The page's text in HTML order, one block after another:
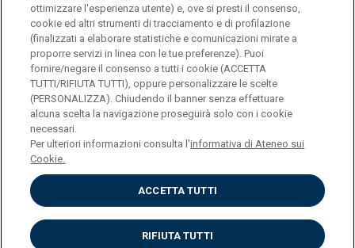
© Università Cattolica del Sacro Cuore
Largo A. Gemelli 1, 20123 Milano
PI 02133120150
ENGLISH
Privacy
Accessibilità
Cookies
ottimizzare l'esperienza utente) e, ove si presti il consenso,
cookie ed altri strumenti di tracciamento e di profilazione
(finalizzati a elaborare statistiche e comunicazioni mirate a
proporre servizi in linea con le tue preferenze). Puoi
fornire/negare il consenso a tutti i cookie (ACCETTA
TUTTI/RIFIUTA TUTTI), oppure personalizzare le scelte
(PERSONALIZZA). Chiudendo il banner senza effettuare
alcuna scelta la navigazione proseguirà solo con i cookie
necessari.
Per ulteriori informazioni consulta l'informativa di Ateneo sui
Cookie.
ACCETTA TUTTI
RIFIUTA TUTTI